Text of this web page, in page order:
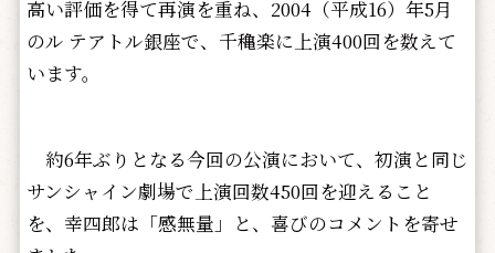
高い評価を得て再演を重ね、2004（平成16）年5月
のル テアトル銀座で、千穐楽に上演400回を数えて
います。
約6年ぶりとなる今回の公演において、初演と同じ
サンシャイン劇場で上演回数450回を迎えること
を、幸四郎は「感無量」と、喜びのコメントを寄せ